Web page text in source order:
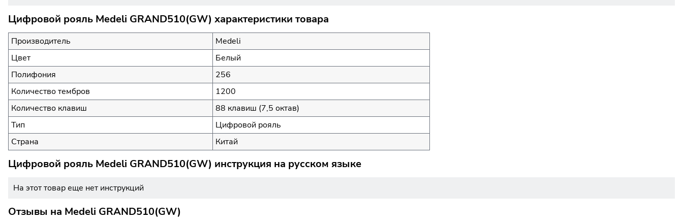
Цифровой рояль Medeli GRAND510(GW) характеристики товара
Производитель
Medeli
Цвет
Белый
Полифония
256
Количество тембров
1200
Количество клавиш
88 клавиш (7,5 октав)
Тип
Цифровой рояль
Страна
Китай
Цифровой рояль Medeli GRAND510(GW) инструкция на русском языке
На этот товар еще нет инструкций
Отзывы на Medeli GRAND510(GW)